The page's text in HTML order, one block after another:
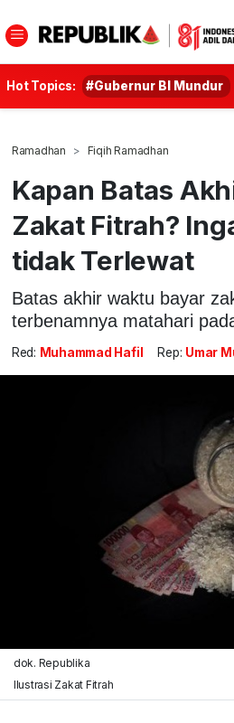
Hot Topics: #Gubernur BI Mundur
Ramadhan Fiqih Ramadhan
Kapan Batas
Zakat Fitrah?
tidak Terlewat
Batas akhir waktu bayar
terbenamnya matahari
Red: Muhammad Hafil Rep: Umar
dok. Republika
Ilustrasi Zakat Fitrah